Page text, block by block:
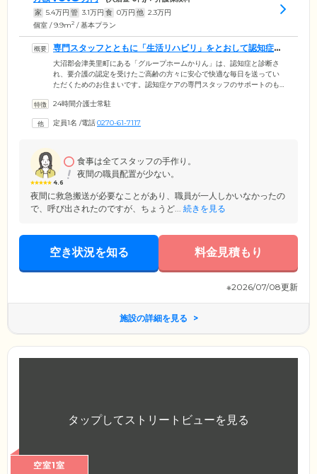
家 5.4万円 管 3.1万円 食 0万円 他 2.3万円
個室 / 9.9m2 / 基本プラン
専門スタッフとともに「生活リハビリ」をとおして認知症の
改善を図ります
大沼郡会津美里町にある「グループホームかりん」は、認知症と診断さ
れ、要介護の認定を受けたご高齢の方々に安心で快適な毎日を送ってい
ただくためのお住まいです。認知症ケアの専門スタッフのサポートのも
自宅に近い環境のため、今までのような生活スタイルを継続することが
人おひとりの「できること」を見つけ、それぞれに見合った家事を「お
ご提供します。
24時間介護士常駐
定員1名 /電話0270-61-7117
4.6
食事は全てスタッフの手作り。
夜間の職員配置が少ない。
夜間に救急搬送が必要なことがあり、職員が一人しかいなかったの
で、呼び出されたのですが、ちょうど... 続きを見る
空き状況を知る 料金見積もり
※2026/07/08更新
施設の詳細を見る
空室1室